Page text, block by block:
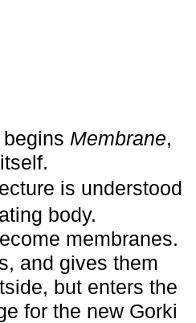
Membrane,
is understood
body.
membranes.
and gives them
but enters the
for the new Gorki